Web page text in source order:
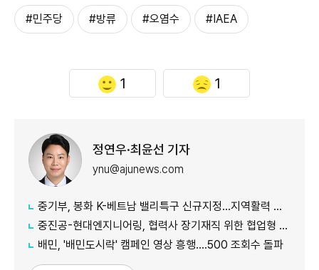
#민주당 #방류 #오염수 #IAEA
1 1
정연우·최윤선 기자
ynu@ajunews.com
중기부, 봉화 K-베트남 밸리특구 신규지정...지역활력 거점 조성
중진공-현대엔지니어링, 협력사 장기재직 위한 협업형 공제 추진
배민, '배민도시락' 캠페인 영상 흥행....500 조회수 돌파